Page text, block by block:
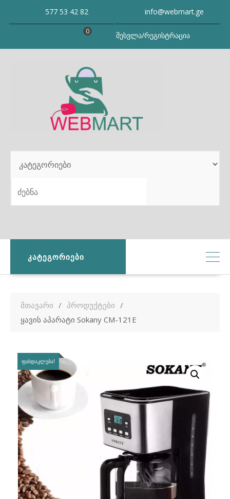
577 53 42 82 info@webmart.ge
შესვლა/რეგისტრაცია
0
SEARCH
ᲙᲐᲢᲔᲒᲝᲠᲘᲔᲑᲘ
მთავარი
პროდუქტები
ყავის აპარატი Sokany CM-121E
ᲤᲐᲡᲓᲐᲙᲚᲔᲑᲐ!